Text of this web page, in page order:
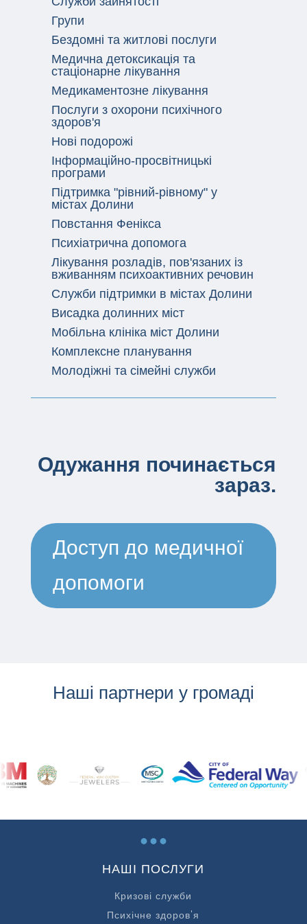
Групи
Бездомні та житлові послуги
Медична детоксикація та
стаціонарне лікування
Медикаментозне лікування
Послуги з охорони психічного
здоров'я
Нові подорожі
Інформаційно-просвітницькі
програми
Підтримка "рівний-рівному" у
містах Долини
Повстання Фенікса
Психіатрична допомога
Лікування розладів, пов'язаних із
вживанням психоактивних речовин
Служби підтримки в містах Долини
Висадка долинних міст
Мобільна клініка міст Долини
Комплексне планування
Молодіжні та сімейні служби
Одужання починається
зараз.
Доступ до медичної
допомоги
Наші партнери у громаді
...
НАШІ ПОСЛУГИ
Кризові служби
Психічне здоров'я